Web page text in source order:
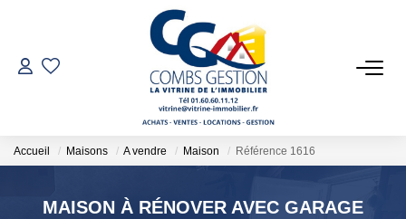
VENTES
LOCATIONS
GESTION LOCATIVE
Accueil Maisons A vendre Maison Référence 1616
MAISON À RÉNOVER AVEC GARAGE